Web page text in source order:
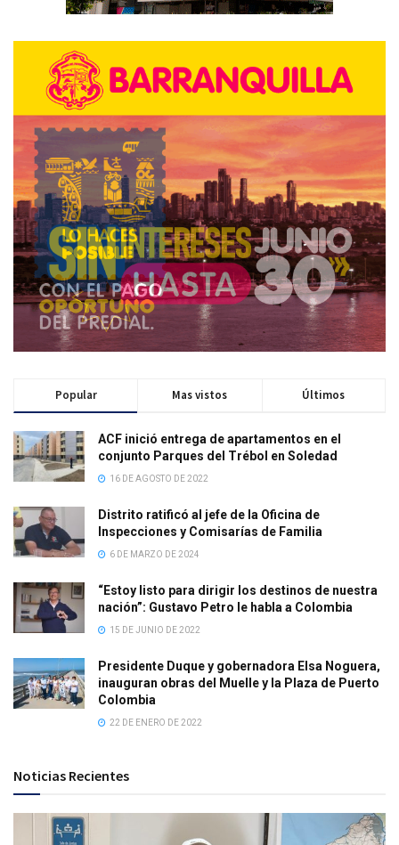
Popular Mas vistos Últimos
ACF inició entrega de apartamentos en el
conjunto Parques del Trébol en Soledad
16 DE AGOSTO DE 2022
Distrito ratificó al jefe de la Oficina de
Inspecciones y Comisarías de Familia
6 DE MARZO DE 2024
“Estoy listo para dirigir los destinos de nuestra
nación”: Gustavo Petro le habla a Colombia
15 DE JUNIO DE 2022
Presidente Duque y gobernadora Elsa Noguera,
inauguran obras del Muelle y la Plaza de Puerto
Colombia
22 DE ENERO DE 2022
Noticias Recientes